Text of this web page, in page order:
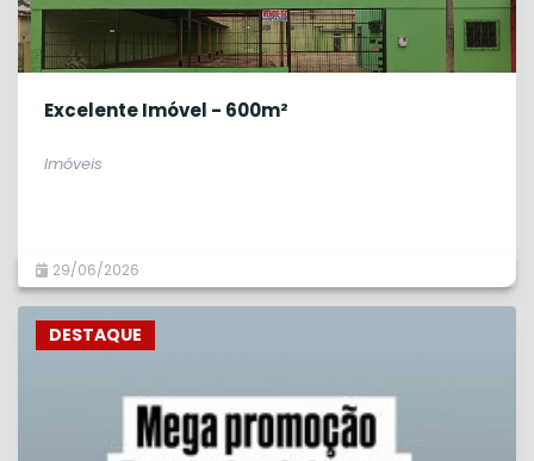
Excelente Imóvel - 600m²
Imóveis
29/06/2026
DESTAQUE